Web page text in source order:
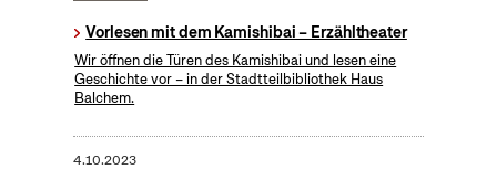
Vorlesen mit dem Kamishibai – Erzähltheater
Wir öffnen die Türen des Kamishibai und lesen eine
Geschichte vor – in der Stadtteilbibliothek Haus
Balchem.
4.10.2023